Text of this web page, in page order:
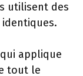
utilisent des
applique
tout le